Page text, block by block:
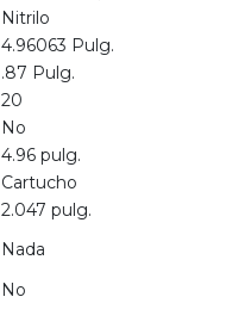
Nitrilo
4.96063 Pulg.
.87 Pulg.
20
No
4.96 pulg.
Cartucho
2.047 pulg.
Nada
No